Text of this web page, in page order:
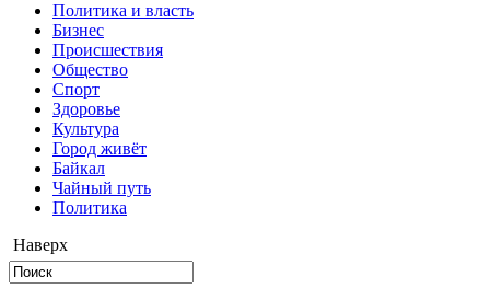
Политика и власть
Бизнес
Происшествия
Общество
Cпорт
Здоровье
Культура
Город живёт
Байкал
Чайный путь
Политика
Наверх